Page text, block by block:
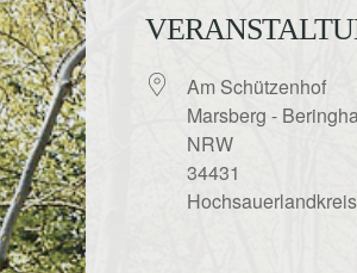
Am Schützenhof
Marsberg -
NRW
34431
Hochsauerlandkreis